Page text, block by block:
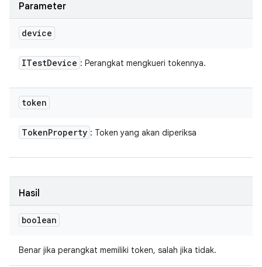
Parameter
device
ITestDevice : Perangkat mengkueri tokennya.
token
TokenProperty : Token yang akan diperiksa
Hasil
boolean
Benar jika perangkat memiliki token, salah jika tidak.